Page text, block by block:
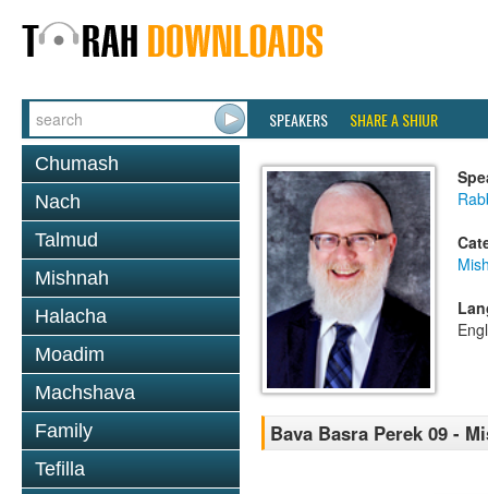
SPEAKERS SHARE A SHIUR
Chumash
Nach
Talmud
Mishnah
Halacha
Moadim
Machshava
Family
Tefilla
Bava Basra Perek 09 -